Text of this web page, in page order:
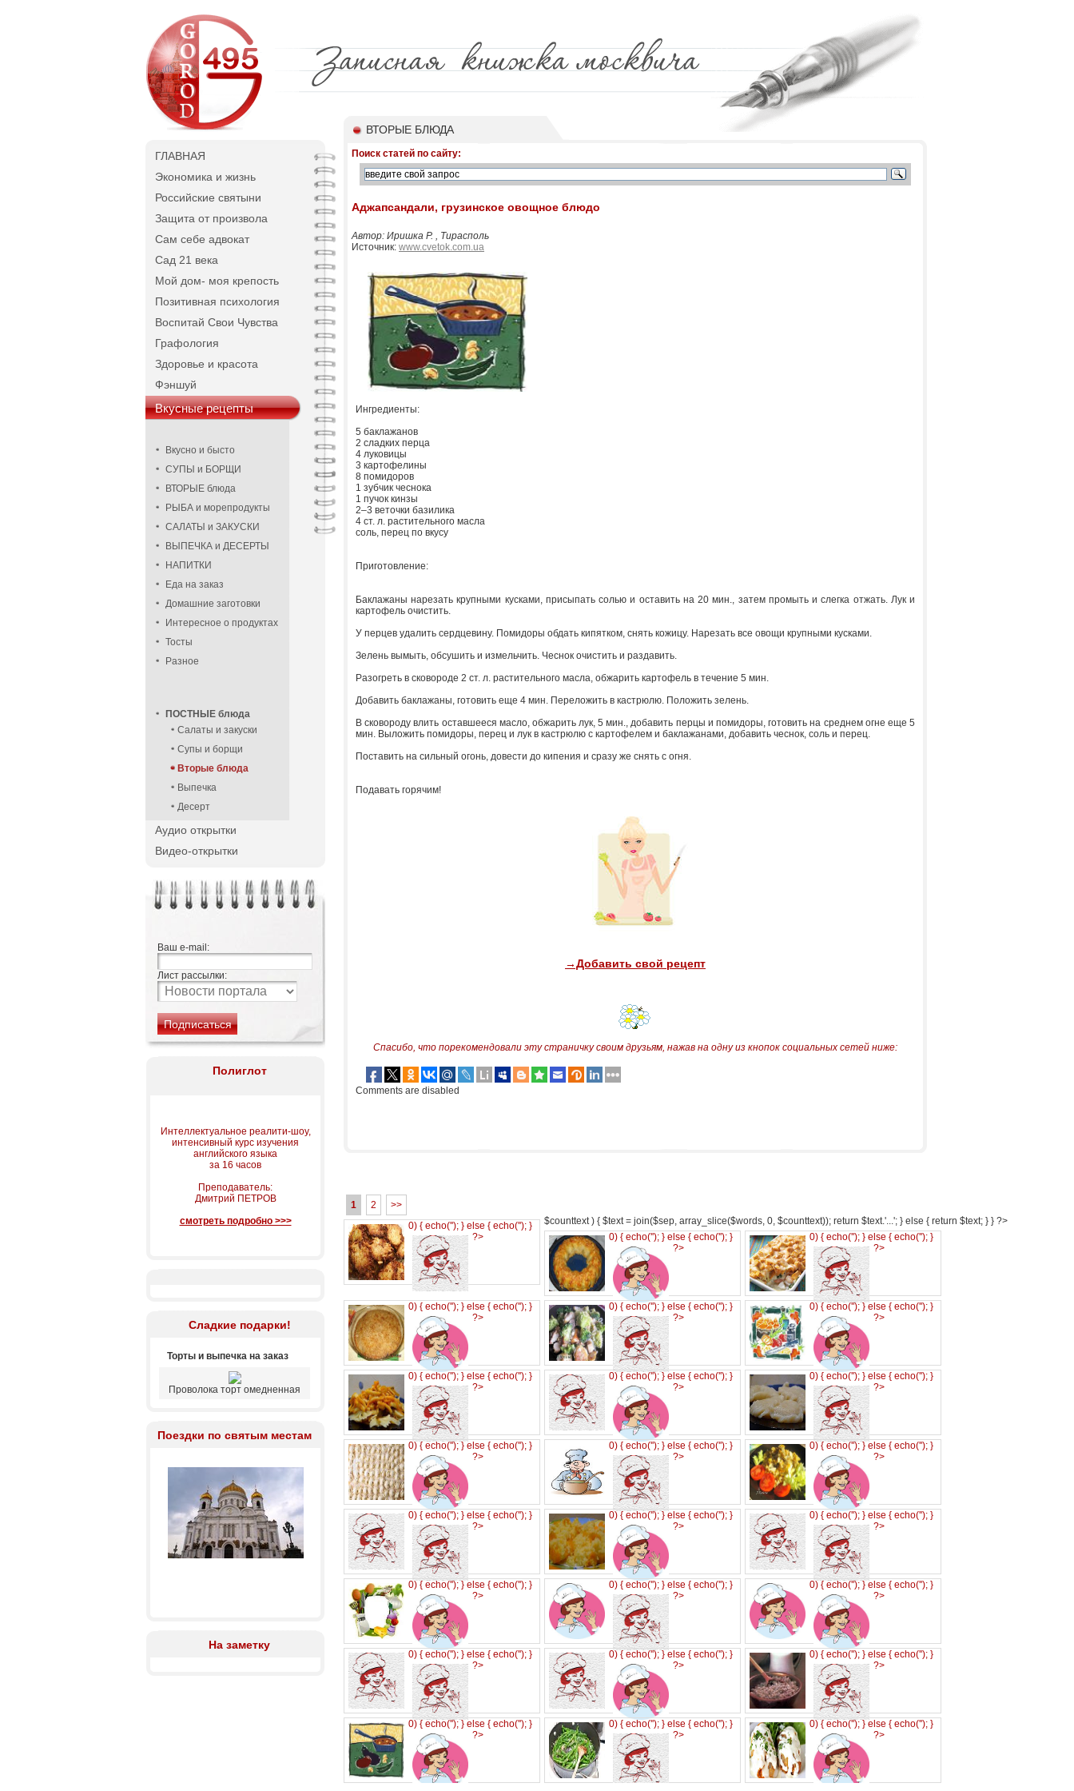
ГЛАВНАЯ
Экономика и жизнь
Российские святыни
Защита от произвола
Сам себе адвокат
Сад 21 века
Мой дом- моя крепость
Позитивная психология
Воспитай Свои Чувства
Графология
Здоровье и красота
Фэншуй
Вкусные рецепты
Вкусно и бысто
СУПЫ и БОРЩИ
ВТОРЫЕ блюда
РЫБА и морепродукты
САЛАТЫ и ЗАКУСКИ
ВЫПЕЧКА и ДЕСЕРТЫ
НАПИТКИ
Еда на заказ
Домашние заготовки
Интересное о продуктах
Тосты
Разное
ПОСТНЫЕ блюда
Салаты и закуски
Супы и борщи
Вторые блюда
Выпечка
Десерт
Аудио открытки
Видео-открытки
Ваш e-mail:
Лист рассылки:
Полиглот
Интеллектуальное реалити-шоу,
интенсивный курс изучения
английского языка
за 16 часов
Преподаватель:
Дмитрий ПЕТРОВ
смотреть подробно >>>
Сладкие подарки!
Торты и выпечка на заказ
Проволока торт омедненная
Поездки по святым местам
На заметку
ВТОРЫЕ БЛЮДА
Поиск статей по сайту:
Аджапсандали, грузинское овощное блюдо
Автор: Иришка Р. , Тирасполь
Источник: www.cvetok.com.ua
Ингредиенты:
5 баклажанов
2 сладких перца
4 луковицы
3 картофелины
8 помидоров
1 зубчик чеснока
1 пучок кинзы
2–3 веточки базилика
4 ст. л. растительного масла
соль, перец по вкусу
Приготовление:
Баклажаны нарезать крупными кусками, присыпать солью и оставить на 20 мин., затем промыть и слегка отжать. Лук и
картофель очистить.
У перцев удалить сердцевину. Помидоры обдать кипятком, снять кожицу. Нарезать все овощи крупными кусками.
Зелень вымыть, обсушить и измельчить. Чеснок очистить и раздавить.
Разогреть в сковороде 2 ст. л. растительного масла, обжарить картофель в течение 5 мин.
Добавить баклажаны, готовить еще 4 мин. Переложить в кастрюлю. Положить зелень.
В сковороду влить оставшееся масло, обжарить лук, 5 мин., добавить перцы и помидоры, готовить на среднем огне еще 5
мин. Выложить помидоры, перец и лук в кастрюлю с картофелем и баклажанами, добавить чеснок, соль и перец.
Поставить на сильный огонь, довести до кипения и сразу же снять с огня.
Подавать горячим!
→Добавить свой рецепт
Спасибо, что порекомендовали эту страничку своим друзьям, нажав на одну из кнопок социальных сетей ниже:
Comments are disabled
1 2
>>
$counttext ) { $text = join($sep, array_slice($words, 0, $counttext)); return $text.'...'; } else { return $text; } } ?>
0) { echo(''); } else { echo(''); }
?>
0) { echo(''); } else { echo(''); }
?>
0) { echo(''); } else { echo(''); }
?>
0) { echo(''); } else { echo(''); }
?>
0) { echo(''); } else { echo(''); }
?>
0) { echo(''); } else { echo(''); }
?>
0) { echo(''); } else { echo(''); }
?>
0) { echo(''); } else { echo(''); }
?>
0) { echo(''); } else { echo(''); }
?>
0) { echo(''); } else { echo(''); }
?>
0) { echo(''); } else { echo(''); }
?>
0) { echo(''); } else { echo(''); }
?>
0) { echo(''); } else { echo(''); }
?>
0) { echo(''); } else { echo(''); }
?>
0) { echo(''); } else { echo(''); }
?>
0) { echo(''); } else { echo(''); }
?>
0) { echo(''); } else { echo(''); }
?>
0) { echo(''); } else { echo(''); }
?>
0) { echo(''); } else { echo(''); }
?>
0) { echo(''); } else { echo(''); }
?>
0) { echo(''); } else { echo(''); }
?>
0) { echo(''); } else { echo(''); }
?>
0) { echo(''); } else { echo(''); }
?>
0) { echo(''); } else { echo(''); }
?>